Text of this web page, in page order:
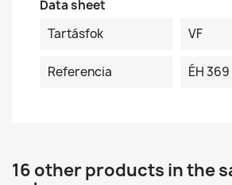
Data sheet
Tartásfok
VF
Referencia ÉH 369
16 other products in the